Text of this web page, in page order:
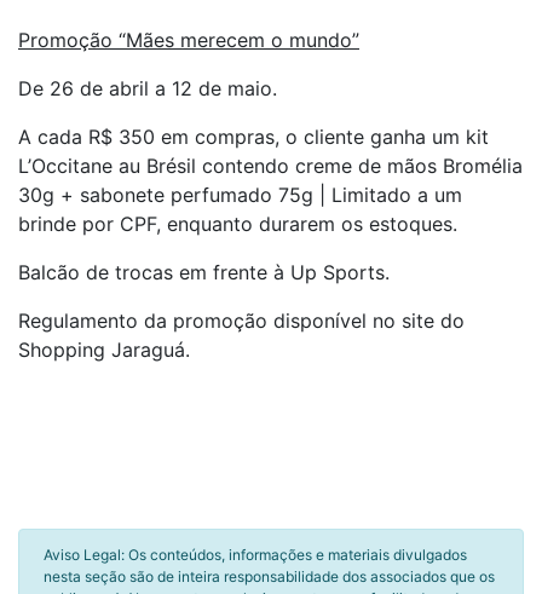
Promoção “Mães merecem o mundo”
De 26 de abril a 12 de maio.
A cada R$ 350 em compras, o cliente ganha um kit
L’Occitane au Brésil contendo creme de mãos Bromélia
30g + sabonete perfumado 75g | Limitado a um
brinde por CPF, enquanto durarem os estoques.
Balcão de trocas em frente à Up Sports.
Regulamento da promoção disponível no site do
Shopping Jaraguá.
Aviso Legal: Os conteúdos, informações e materiais divulgados
nesta seção são de inteira responsabilidade dos associados que os